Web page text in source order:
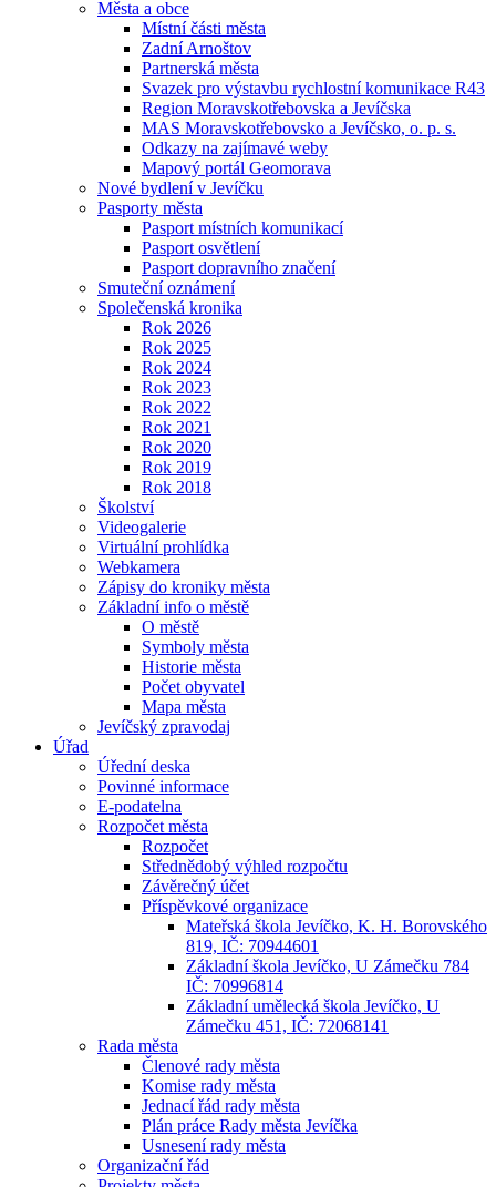
Města a obce
Místní části města
Zadní Arnoštov
Partnerská města
Svazek pro výstavbu rychlostní komunikace R43
Region Moravskotřebovska a Jevíčska
MAS Moravskotřebovsko a Jevíčsko, o. p. s.
Odkazy na zajímavé weby
Mapový portál Geomorava
Nové bydlení v Jevíčku
Pasporty města
Pasport místních komunikací
Pasport osvětlení
Pasport dopravního značení
Smuteční oznámení
Společenská kronika
Rok 2026
Rok 2025
Rok 2024
Rok 2023
Rok 2022
Rok 2021
Rok 2020
Rok 2019
Rok 2018
Školství
Videogalerie
Virtuální prohlídka
Webkamera
Zápisy do kroniky města
Základní info o městě
O městě
Symboly města
Historie města
Počet obyvatel
Mapa města
Jevíčský zpravodaj
Úřad
Úřední deska
Povinné informace
E-podatelna
Rozpočet města
Rozpočet
Střednědobý výhled rozpočtu
Závěrečný účet
Příspěvkové organizace
Mateřská škola Jevíčko, K. H. Borovského
819, IČ: 70944601
Základní škola Jevíčko, U Zámečku 784
IČ: 70996814
Základní umělecká škola Jevíčko, U
Zámečku 451, IČ: 72068141
Rada města
Členové rady města
Komise rady města
Jednací řád rady města
Plán práce Rady města Jevíčka
Usnesení rady města
Organizační řád